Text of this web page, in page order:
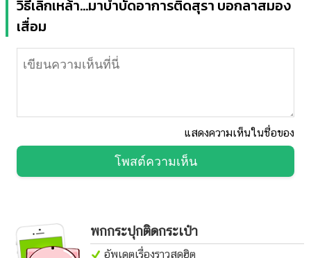
วิธีเลิกเหล้า...มาบำบัดอาการติดสุรา บอกลาสมอง
เสื่อม
แสดงความเห็นในชื่อของ
โพสต์ความเห็น
พกกระปุกติดกระเป๋า
อัพเดตเรื่องราวสุดฮิต